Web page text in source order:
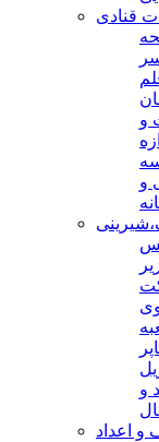
قنادی
و
و
و
و اعداد